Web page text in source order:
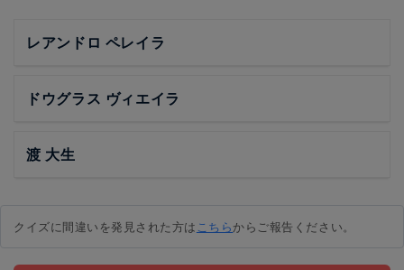
レアンドロ ペレイラ
ドウグラス ヴィエイラ
渡 大生
クイズに間違いを発見された方はこちらからご報告ください。